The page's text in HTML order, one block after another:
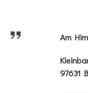
Am
97631